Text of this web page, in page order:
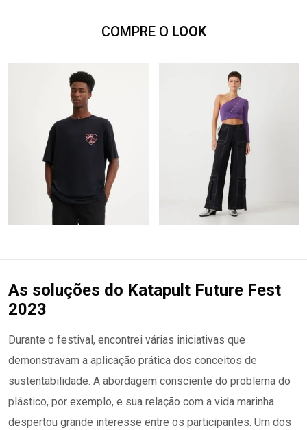
COMPRE O LOOK
As soluções do Katapult Future Fest
2023
Durante o festival, encontrei várias iniciativas que
demonstravam a aplicação prática dos conceitos de
sustentabilidade. A abordagem consciente do problema do
plástico, por exemplo, e sua relação com a vida marinha
despertou grande interesse entre os participantes. Um dos